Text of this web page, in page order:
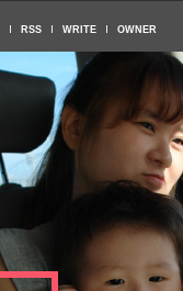
RSS WRITE OWNER